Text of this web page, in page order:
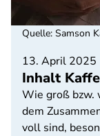
13. April 2025
Inhalt
Wie groß bzw.
dem
voll sind,
Quelle: Samson